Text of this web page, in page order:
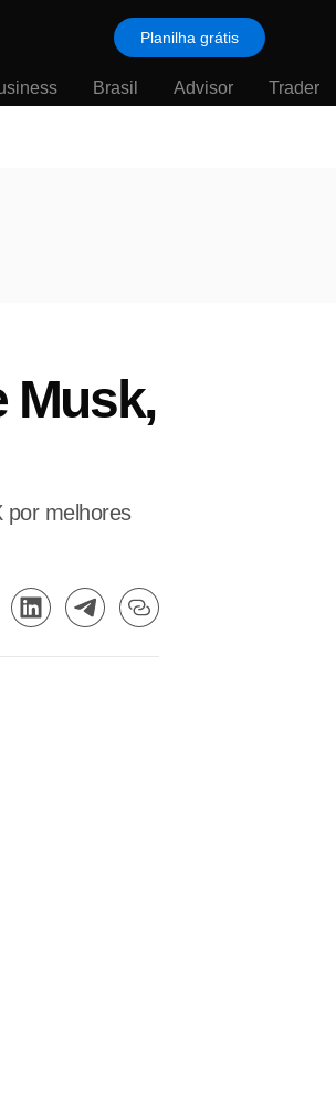
Planilha grátis
Brasil Advisor Trader
Musk,
por melhores